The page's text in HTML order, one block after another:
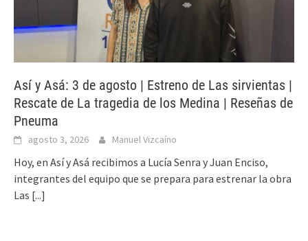
Así y Asá: 3 de agosto | Estreno de Las sirvientas |
Rescate de La tragedia de los Medina | Reseñas de
Pneuma
agosto 3, 2026 Manuel Vizcaíno
Hoy, en Así y Asá recibimos a Lucía Senra y Juan Enciso,
integrantes del equipo que se prepara para estrenar la obra
Las [...]